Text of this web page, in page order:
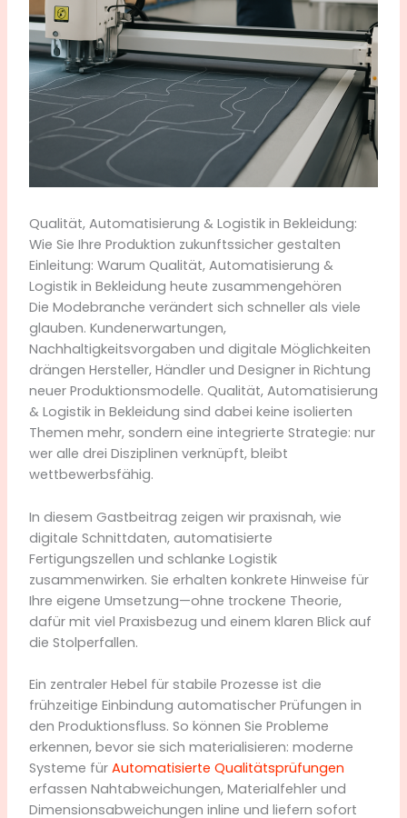
Qualität, Automatisierung & Logistik in Bekleidung:
Wie Sie Ihre Produktion zukunftssicher gestalten
Einleitung: Warum Qualität, Automatisierung &
Logistik in Bekleidung heute zusammengehören
Die Modebranche verändert sich schneller als viele
glauben. Kundenerwartungen,
Nachhaltigkeitsvorgaben und digitale Möglichkeiten
drängen Hersteller, Händler und Designer in Richtung
neuer Produktionsmodelle. Qualität, Automatisierung
& Logistik in Bekleidung sind dabei keine isolierten
Themen mehr, sondern eine integrierte Strategie: nur
wer alle drei Disziplinen verknüpft, bleibt
wettbewerbsfähig.
In diesem Gastbeitrag zeigen wir praxisnah, wie
digitale Schnittdaten, automatisierte
Fertigungszellen und schlanke Logistik
zusammenwirken. Sie erhalten konkrete Hinweise für
Ihre eigene Umsetzung—ohne trockene Theorie,
dafür mit viel Praxisbezug und einem klaren Blick auf
die Stolperfallen.
Ein zentraler Hebel für stabile Prozesse ist die
frühzeitige Einbindung automatischer Prüfungen in
den Produktionsfluss. So können Sie Probleme
erkennen, bevor sie sich materialisieren: moderne
Systeme für Automatisierte Qualitätsprüfungen
erfassen Nahtabweichungen, Materialfehler und
Dimensionsabweichungen inline und liefern sofort